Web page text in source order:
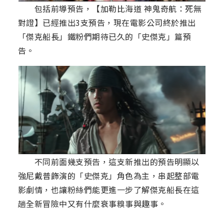
包括前導預告，【加勒比海道 神鬼奇航：死無
對證】已經推出3支預告，現在電影公司終於推出
「傑克船長」鐵粉們期待已久的「史傑克」篇預
告。
不同前面幾支預告，這支新推出的預告明顯以
強尼戴普飾演的「史傑克」角色為主，串起整部電
影劇情，也讓粉絲們能更進一步了解傑克船長在這
趟全新冒險中又有什麼衰事糗事與趣事。